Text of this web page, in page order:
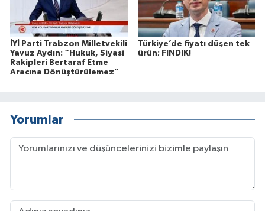
İYİ Parti Trabzon Milletvekili
Yavuz Aydın: “Hukuk, Siyasi
Rakipleri Bertaraf Etme
Aracına Dönüştürülemez”
Türkiye’de fiyatı düşen tek
ürün; FINDIK!
Yorumlar